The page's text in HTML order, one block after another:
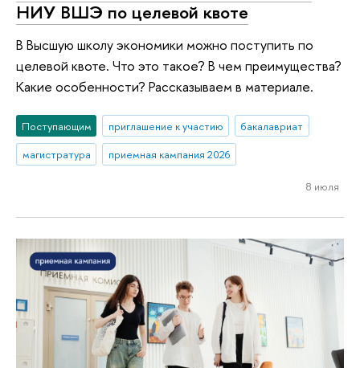
НИУ ВШЭ по целевой квоте
В Высшую школу экономики можно поступить по
целевой квоте. Что это такое? В чем преимущества?
Какие особенности? Рассказываем в материале.
Поступающим приглашение к участию
бакалавриат
магистратура
приемная кампания 2026
8 июля